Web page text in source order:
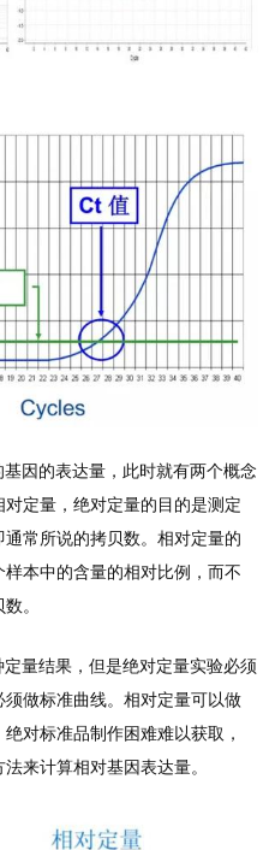
因的表达量，此时就有两个概念
定量，绝对定量的目的是测定
常所说的拷贝数。相对定量的
本中的含量的相对比例，而不
。
量结果，但是绝对定量实验必须
做标准曲线。相对定量可以做
对标准品制作困难难以获取，
来计算相对基因表达量。